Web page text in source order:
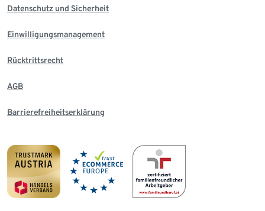
Datenschutz und Sicherheit
Einwilligungsmanagement
Rücktrittsrecht
AGB
Barrierefreiheitserklärung